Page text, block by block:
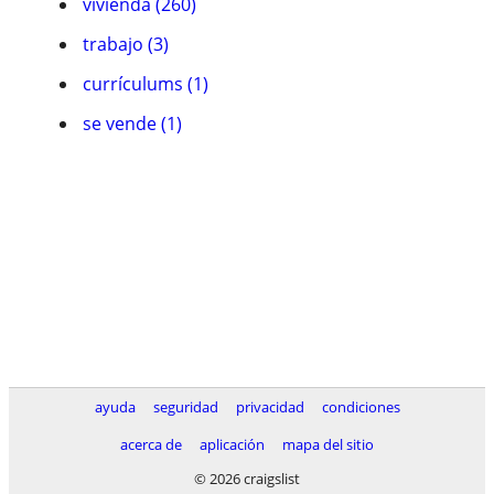
trabajo (3)
currículums (1)
se vende (1)
ayuda seguridad privacidad
condiciones
acerca de
aplicación
mapa del sitio
© 2026 craigslist